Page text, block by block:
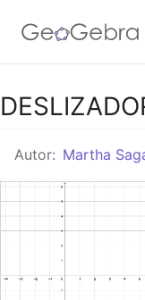
Google
GeoGebra
Autor: Martha